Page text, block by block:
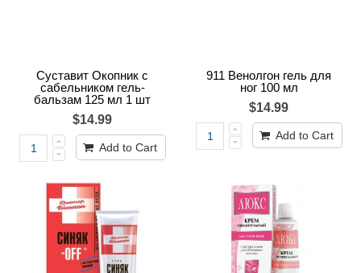
Суставит Окопник с
сабельником гель-
бальзам 125 мл 1 шт
$14.99
Add to Cart
911 Венолгон гель для
ног 100 мл
$14.99
Add to Cart